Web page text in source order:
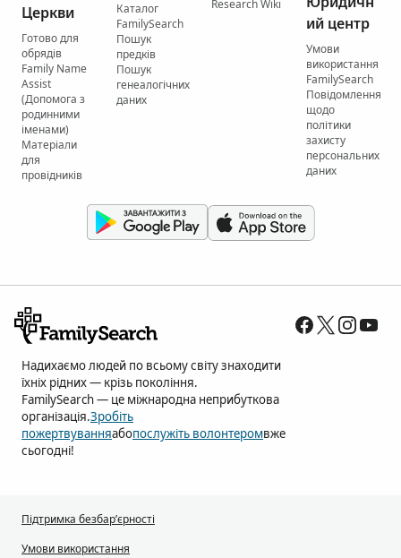
Церкви
Готово для
обрядів
Family Name
Assist
(Допомога з
родинними
іменами)
Матеріали
для
провідників
Каталог
FamilySearch
Пошук
предків
Пошук
генеалогічних
даних
Research Wiki
ий центр
Умови
використання
FamilySearch
Повідомлення
щодо
політики
захисту
персональних
даних
Надихаємо людей по всьому світу знаходити
їхніх рідних — крізь покоління.
FamilySearch — це міжнародна неприбуткова
організація.Зробіть
пожертвуванняабопослужіть волонтеромвже
сьогодні!
Підтримка безбар’єрності
Умови використання